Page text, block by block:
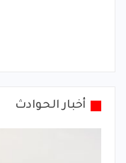
أخبار الحوادث